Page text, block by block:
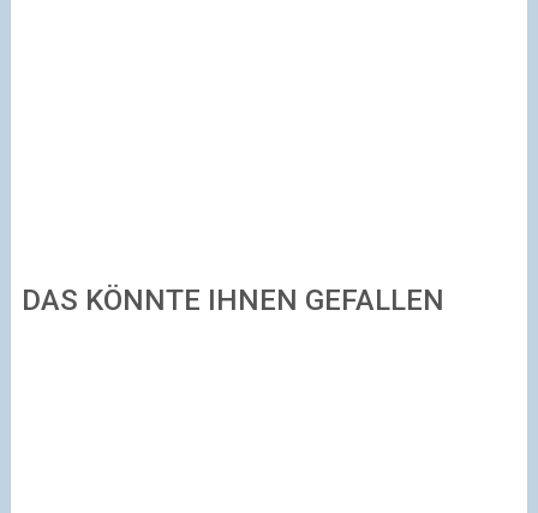
DAS KÖNNTE IHNEN GEFALLEN